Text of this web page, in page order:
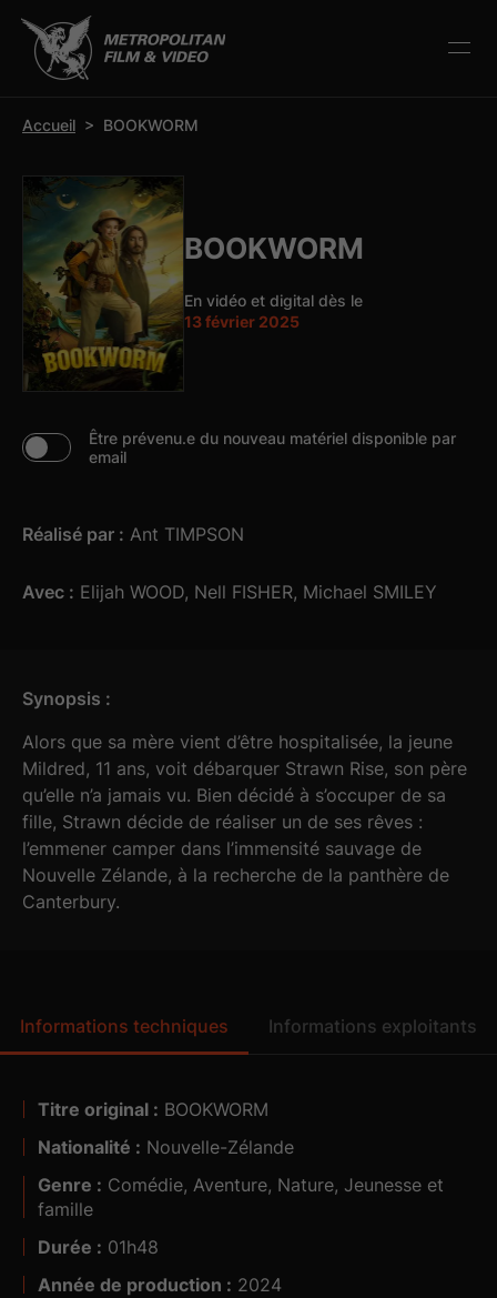
barre d’outils
Accueil > BOOKWORM
BOOKWORM
En vidéo et digital dès le
13 février 2025
Être prévenu.e du nouveau matériel disponible par
email
Réalisé par : Ant TIMPSON
Avec : Elijah WOOD, Nell FISHER, Michael SMILEY
Synopsis :
Alors que sa mère vient d’être hospitalisée, la jeune
Mildred, 11 ans, voit débarquer Strawn Rise, son père
qu’elle n’a jamais vu. Bien décidé à s’occuper de sa
fille, Strawn décide de réaliser un de ses rêves :
l’emmener camper dans l’immensité sauvage de
Nouvelle Zélande, à la recherche de la panthère de
Canterbury.
Informations techniques Informations exploitants
Titre original : BOOKWORM
Nationalité : Nouvelle-Zélande
Genre :
famille
Durée : 01h48
Année de production : 2024
5.1